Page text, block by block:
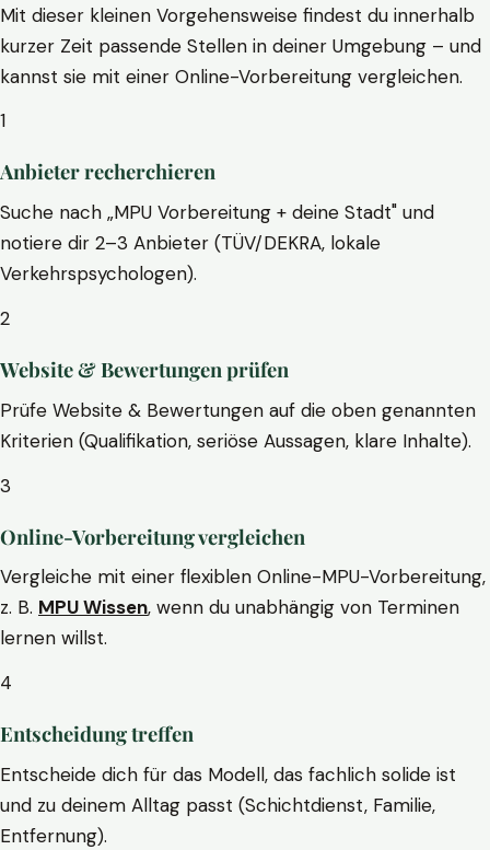
Mit dieser kleinen Vorgehensweise findest du innerhalb
kurzer Zeit passende Stellen in deiner Umgebung – und
kannst sie mit einer Online-Vorbereitung vergleichen.
1
Anbieter recherchieren
Suche nach „MPU Vorbereitung + deine Stadt" und
notiere dir 2–3 Anbieter (TÜV/DEKRA, lokale
Verkehrspsychologen).
2
Website & Bewertungen prüfen
Prüfe Website & Bewertungen auf die oben genannten
Kriterien (Qualifikation, seriöse Aussagen, klare Inhalte).
3
Online-Vorbereitung vergleichen
Vergleiche mit einer flexiblen Online-MPU-Vorbereitung,
z. B. MPU Wissen, wenn du unabhängig von Terminen
lernen willst.
4
Entscheidung treffen
Entscheide dich für das Modell, das fachlich solide ist
und zu deinem Alltag passt (Schichtdienst, Familie,
Entfernung).